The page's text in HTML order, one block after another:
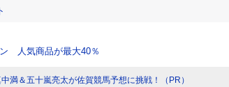
人気商品が最大40％
満＆五十嵐亮太が佐賀競馬予想に挑戦！（PR）